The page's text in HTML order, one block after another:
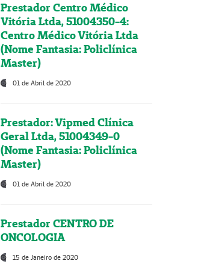
Prestador Centro Médico
Vitória Ltda, 51004350-4:
Centro Médico Vitória Ltda
(Nome Fantasia: Policlínica
Master)
01 de Abril de 2020
Prestador: Vipmed Clínica
Geral Ltda, 51004349-0
(Nome Fantasia: Policlínica
Master)
01 de Abril de 2020
Prestador CENTRO DE
ONCOLOGIA
15 de Janeiro de 2020